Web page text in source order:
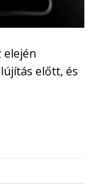
elején
előtt, és